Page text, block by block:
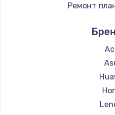
Установка
Замена
1490
Ремонт
Ремонт
Ремонт
Ремонт
Ремонт
Ремонт
Ремонт